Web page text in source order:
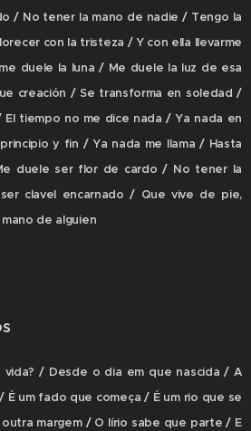
/ No tener la mano de nadie / Tengo la
con la tristeza / Y con ella llevarme
duele la luna / Me duele la luz de esa
creación / Se transforma en soledad /
tiempo no me dice nada / Ya nada en
y fin / Ya nada me llama / Hasta
duele ser flor de cardo / No tener la
clavel encarnado / Que vive de pie,
de alguien
/ Desde o dia em que nascida / A
É um fado que começa / É um rio que se
margem / O lírio sabe que parte / E